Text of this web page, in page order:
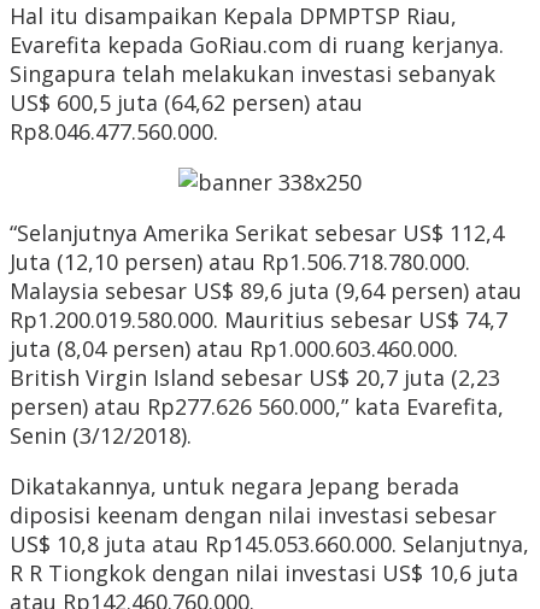
Hal itu disampaikan Kepala DPMPTSP Riau,
Evarefita kepada GoRiau.com di ruang kerjanya.
Singapura telah melakukan investasi sebanyak
US$ 600,5 juta (64,62 persen) atau
Rp8.046.477.560.000.
“Selanjutnya Amerika Serikat sebesar US$ 112,4
Juta (12,10 persen) atau Rp1.506.718.780.000.
Malaysia sebesar US$ 89,6 juta (9,64 persen) atau
Rp1.200.019.580.000. Mauritius sebesar US$ 74,7
juta (8,04 persen) atau Rp1.000.603.460.000.
British Virgin Island sebesar US$ 20,7 juta (2,23
persen) atau Rp277.626 560.000,” kata Evarefita,
Senin (3/12/2018).
Dikatakannya, untuk negara Jepang berada
diposisi keenam dengan nilai investasi sebesar
US$ 10,8 juta atau Rp145.053.660.000. Selanjutnya,
R R Tiongkok dengan nilai investasi US$ 10,6 juta
atau Rp142.460.760.000.